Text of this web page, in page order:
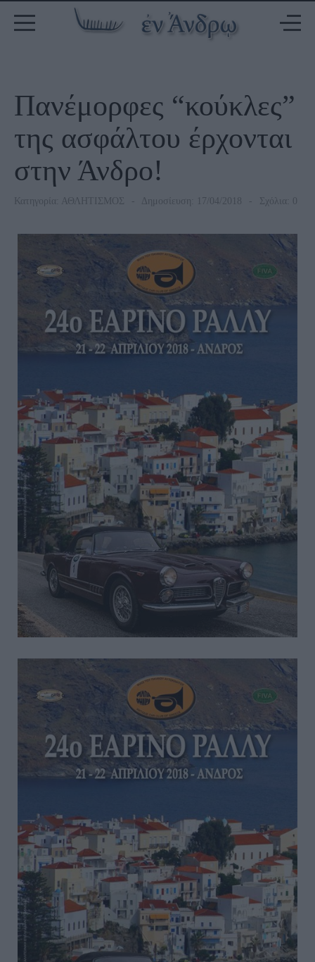
Πανέμορφες “κούκλες”
της ασφάλτου έρχονται
στην Άνδρο!
Κατηγορία: ΑΘΛΗΤΙΣΜΟΣ Δημοσίευση: 17/04/2018 Σχόλια: 0